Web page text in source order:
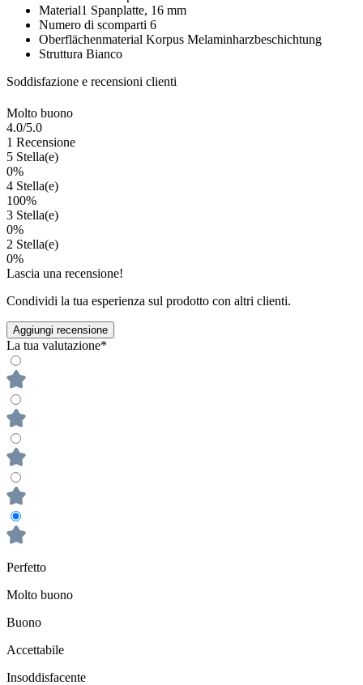
Material1 Spanplatte, 16 mm
Numero di scomparti 6
Oberflächenmaterial Korpus Melaminharzbeschichtung
Struttura Bianco
Soddisfazione e recensioni clienti
Molto buono
4.0/5.0
1 Recensione
5 Stella(e)
0%
4 Stella(e)
100%
3 Stella(e)
0%
2 Stella(e)
0%
Lascia una recensione!
Condividi la tua esperienza sul prodotto con altri clienti.
Aggiungi recensione
La tua valutazione*
Perfetto
Molto buono
Buono
Accettabile
Insoddisfacente